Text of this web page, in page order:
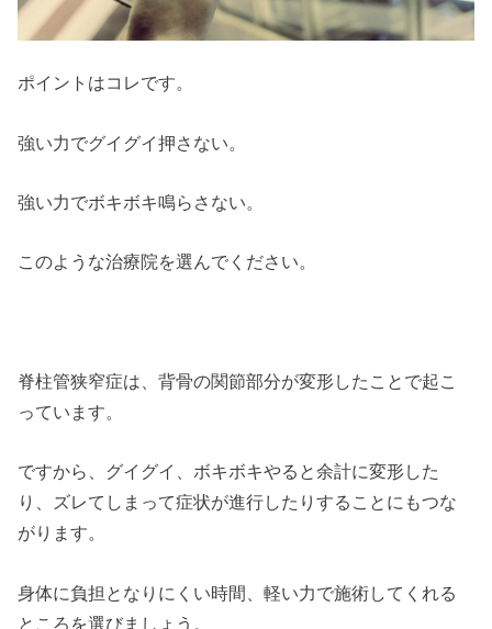
ポイントはコレです。
強い力でグイグイ押さない。
強い力でボキボキ鳴らさない。
このような治療院を選んでください。
脊柱管狭窄症は、背骨の関節部分が変形したことで起こ
っています。
ですから、グイグイ、ボキボキやると余計に変形した
り、ズレてしまって症状が進行したりすることにもつな
がります。
身体に負担となりにくい時間、軽い力で施術してくれる
ところを選びましょう。